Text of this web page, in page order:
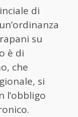
di
su
è di
che
si
l’obbligo